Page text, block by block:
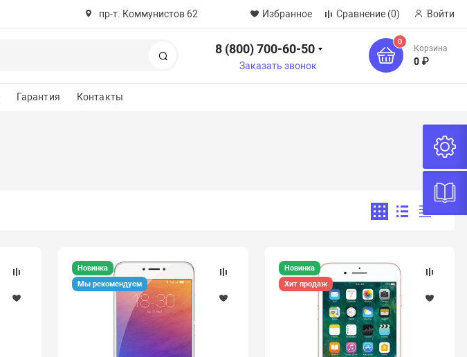
пр-т. Коммунистов 62 Избранное Сравнение (0) Войти
8 (800) 700-60-50
Заказать звонок
0
Корзина
0 ₽
Гарантия Контакты
Новинка
Мы рекомендуем
Новинка
Хит продаж